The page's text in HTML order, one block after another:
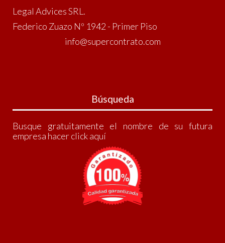
Legal Advices SRL.
Federico Zuazo Nº 1942 - Primer Piso
info@supercontrato.com
Búsqueda
Busque gratuitamente el nombre de su futura
empresa hacer click aquí